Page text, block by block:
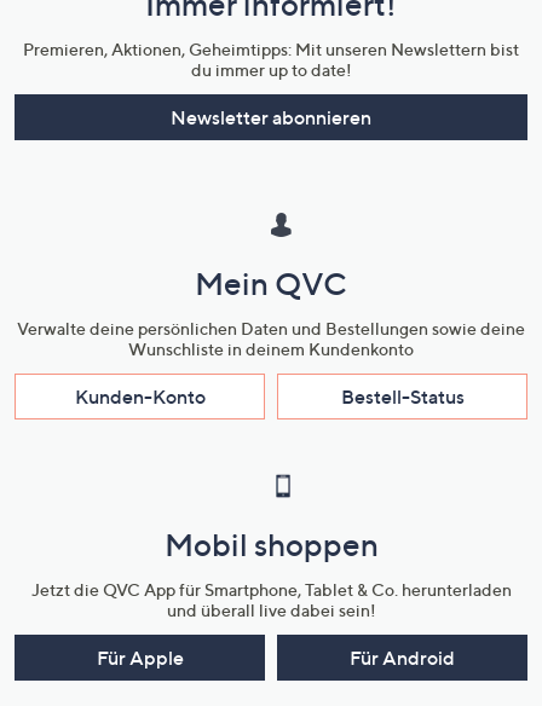
Unternehmensinformationen
Premieren, Aktionen, Geheimtipps: Mit unseren Newslettern bist
du immer up to date!
Newsletter abonnieren
Mein QVC
Verwalte deine persönlichen Daten und Bestellungen sowie deine
Wunschliste in deinem Kundenkonto
Kunden-Konto Bestell-Status
Mobil shoppen
Jetzt die QVC App für Smartphone, Tablet & Co. herunterladen
und überall live dabei sein!
Für Apple Für Android